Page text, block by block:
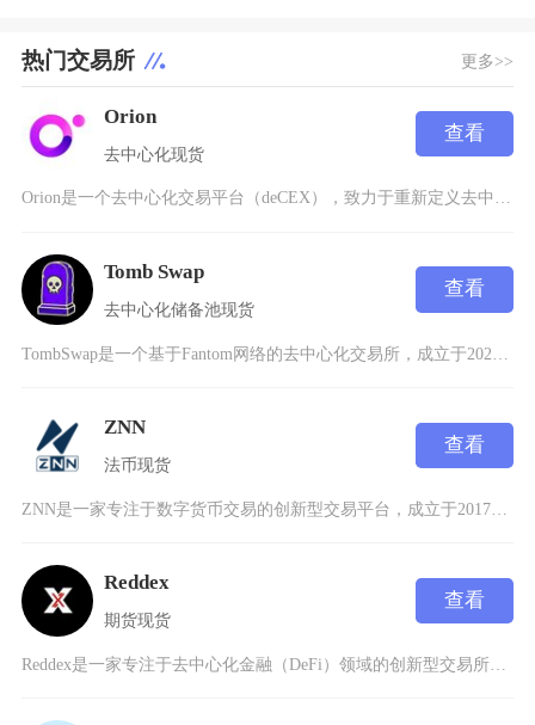
热门交易所 更多>>
Orion
去中心化现货
查看
Orion是一个去中心化交易平台（deCEX），致力于重新定义去中心化交易的概念，通过无缝
Tomb Swap
去中心化储备池现货
查看
ZNN
法币现货
查看
ZNN是一家专注于数字货币交易的创新型交易平台，成立于2017年7月，注册地为香港，致力于
Reddex
期货现货
查看
Reddex是一家专注于去中心化金融（DeFi）领域的创新型交易所，成立于2022年，致力